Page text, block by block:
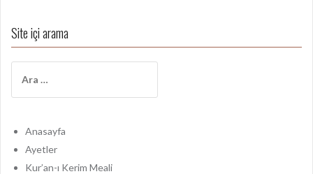
Site içi arama
a
a
Anasayfa
Ayetler
Kur’an-ı Kerim Meali